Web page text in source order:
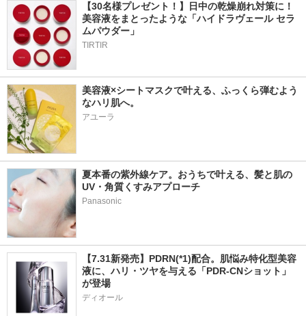
【30名様プレゼント！】日中の乾燥崩れ対策に！
美容液をまとったような「ハイドラヴェール セラ
ムパウダー」
TIRTIR
美容液×シートマスクで叶える、ふっくら弾むよう
なハリ肌へ。
アユーラ
夏本番の紫外線ケア。おうちで叶える、髪と肌の
UV・角質くすみアプローチ
Panasonic
【7.31新発売】PDRN(*1)配合。肌悩み特化型美容
液に、ハリ・ツヤを与える「PDR-CNショット」
が登場
ディオール